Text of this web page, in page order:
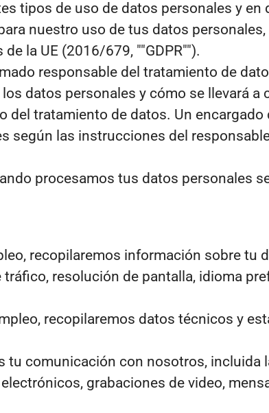
tipos de uso de datos personales y
nuestro uso de tus datos
la UE (2016/679, ""GDPR"").
responsable del tratamiento de
datos personales y cómo se llevará
tratamiento de datos. Un
según las instrucciones del
procesamos tus datos personales
recopilaremos información sobre tu
resolución de pantalla, idioma
recopilaremos datos técnicos y
tu comunicación con nosotros,
grabaciones de video,